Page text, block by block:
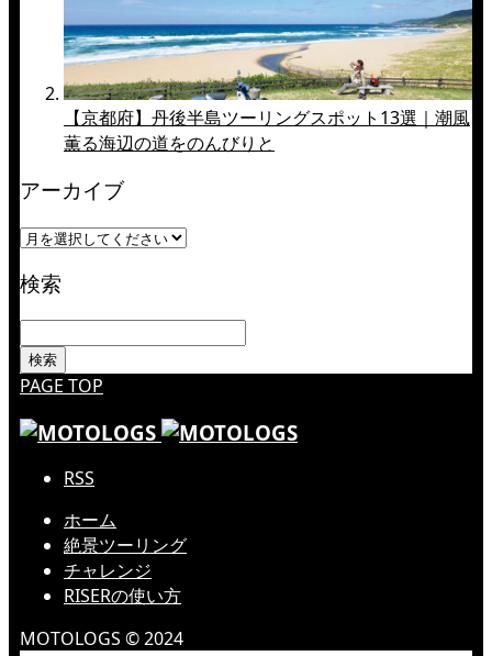
【京都府】丹後半島ツーリングスポット13選｜潮風
薫る海辺の道をのんびりと
アーカイブ
検索
PAGE TOP
RSS
ホーム
絶景ツーリング
チャレンジ
RISERの使い方
MOTOLOGS © 2024